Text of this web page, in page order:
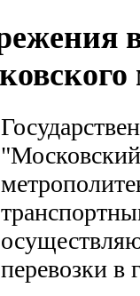
"Московский
перевозки в